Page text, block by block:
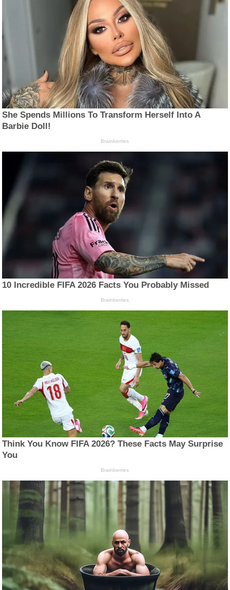
She Spends Millions To Transform Herself Into A
Barbie Doll!
Brainberries
10 Incredible FIFA 2026 Facts You Probably Missed
Brainberries
Think You Know FIFA 2026? These Facts May Surprise
You
Brainberries